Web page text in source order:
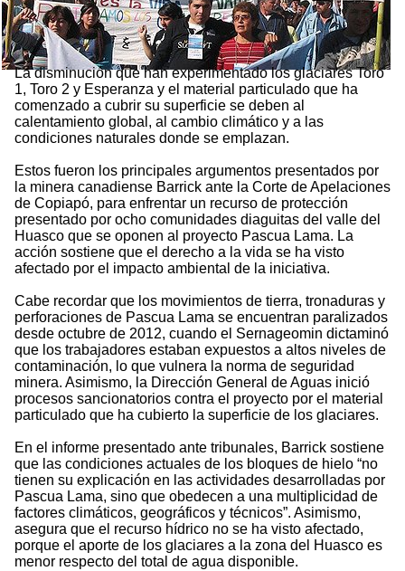
La disminución que han experimentado los glaciares Toro
1, Toro 2 y Esperanza y el material particulado que ha
comenzado a cubrir su superficie se deben al
calentamiento global, al cambio climático y a las
condiciones naturales donde se emplazan.
Estos fueron los principales argumentos presentados por
la minera canadiense Barrick ante la Corte de Apelaciones
de Copiapó, para enfrentar un recurso de protección
presentado por ocho comunidades diaguitas del valle del
Huasco que se oponen al proyecto Pascua Lama. La
acción sostiene que el derecho a la vida se ha visto
afectado por el impacto ambiental de la iniciativa.
Cabe recordar que los movimientos de tierra, tronaduras y
perforaciones de Pascua Lama se encuentran paralizados
desde octubre de 2012, cuando el Sernageomin dictaminó
que los trabajadores estaban expuestos a altos niveles de
contaminación, lo que vulnera la norma de seguridad
minera. Asimismo, la Dirección General de Aguas inició
procesos sancionatorios contra el proyecto por el material
particulado que ha cubierto la superficie de los glaciares.
En el informe presentado ante tribunales, Barrick sostiene
que las condiciones actuales de los bloques de hielo “no
tienen su explicación en las actividades desarrolladas por
Pascua Lama, sino que obedecen a una multiplicidad de
factores climáticos, geográficos y técnicos”. Asimismo,
asegura que el recurso hídrico no se ha visto afectado,
porque el aporte de los glaciares a la zona del Huasco es
menor respecto del total de agua disponible.